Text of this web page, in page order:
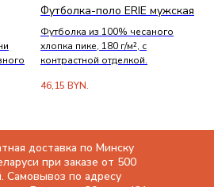
Футболка-поло ERIE мужская
Футболка из 100% чесаного
хлопка пике, 180 г/м², с
контрастной отделкой.
46,15 BYN.
доставка по Минску
при заказе от 500
Самовывоз по адресу